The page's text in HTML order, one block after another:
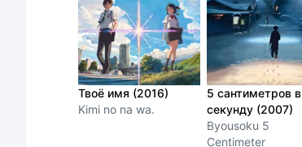
Твоё имя (2016)
Kimi no na wa.
5 сантиметров в
секунду (2007)
Byousoku 5
Centimeter